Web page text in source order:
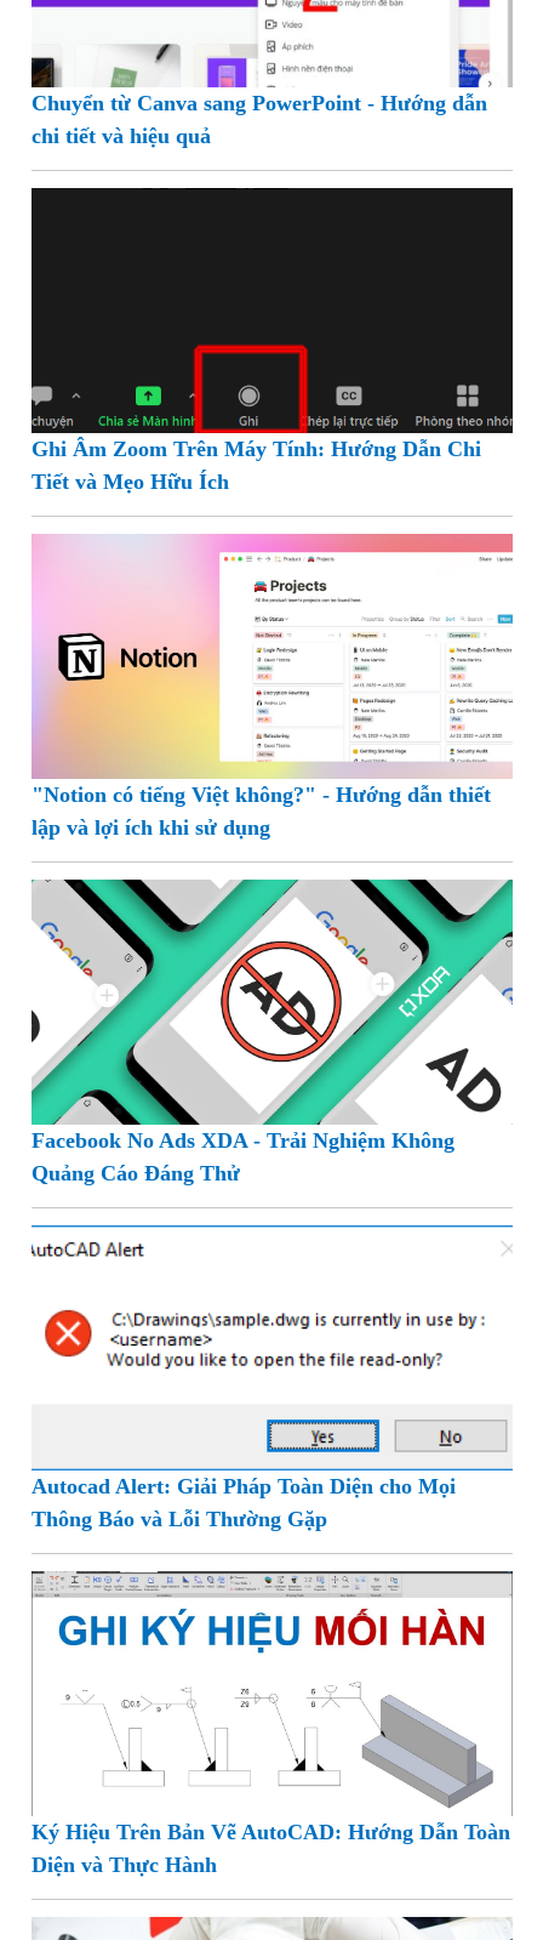
Chuyển từ Canva sang PowerPoint - Hướng dẫn
chi tiết và hiệu quả
Ghi Âm Zoom Trên Máy Tính: Hướng Dẫn Chi
Tiết và Mẹo Hữu Ích
"Notion có tiếng Việt không?" - Hướng dẫn thiết
lập và lợi ích khi sử dụng
Facebook No Ads XDA - Trải Nghiệm Không
Quảng Cáo Đáng Thử
Autocad Alert: Giải Pháp Toàn Diện cho Mọi
Thông Báo và Lỗi Thường Gặp
Ký Hiệu Trên Bản Vẽ AutoCAD: Hướng Dẫn Toàn
Diện và Thực Hành